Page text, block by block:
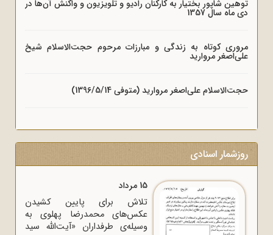
توهین شاپور بختیار به کارکنان رادیو و تلویزیون و واکنش آن‌ها در
دی ماه سال 1357
مروری کوتاه به زندگی و مبارزات مرحوم حجت‌الاسلام شیخ
علی‌اصغر مروارید
حجت‌الاسلام علی‌اصغر مروارید (متوفی 1396/5/14)
روزشمار اسنادی
15 مرداد
تلاش برای پایین کشیدن
عکس‌های محمدرضا پهلوی به
وسیله‌ی طرفداران «آیت‌الله سید